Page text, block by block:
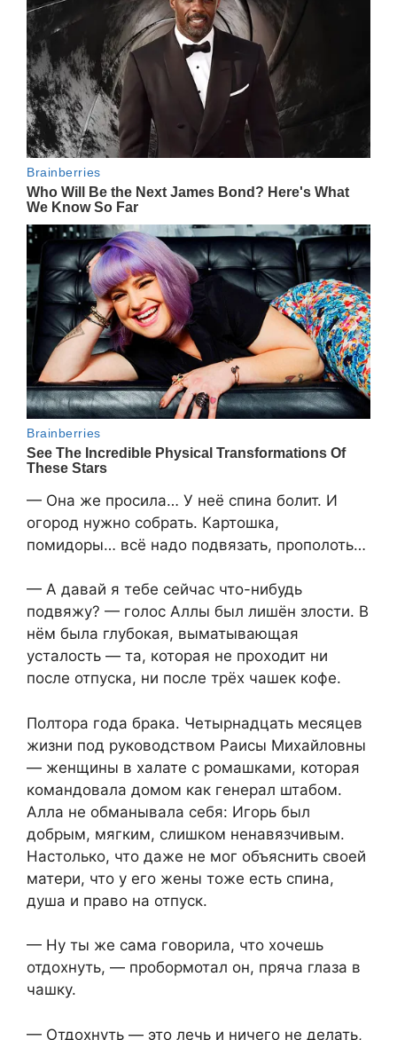
— Она же просила… У неё спина болит. И
огород нужно собрать. Картошка,
помидоры… всё надо подвязать, прополоть…
— А давай я тебе сейчас что-нибудь
подвяжу? — голос Аллы был лишён злости. В
нём была глубокая, выматывающая
усталость — та, которая не проходит ни
после отпуска, ни после трёх чашек кофе.
Полтора года брака. Четырнадцать месяцев
жизни под руководством Раисы Михайловны
— женщины в халате с ромашками, которая
командовала домом как генерал штабом.
Алла не обманывала себя: Игорь был
добрым, мягким, слишком ненавязчивым.
Настолько, что даже не мог объяснить своей
матери, что у его жены тоже есть спина,
душа и право на отпуск.
— Ну ты же сама говорила, что хочешь
отдохнуть, — пробормотал он, пряча глаза в
чашку.
— Отдохнуть — это лечь и ничего не делать,